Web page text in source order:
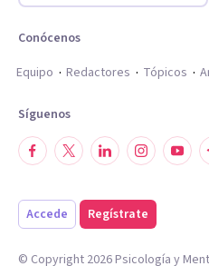
Conócenos
Equipo
Redactores Tópicos
Síguenos
Accede Regístrate
© Copyright 2026Psicología y